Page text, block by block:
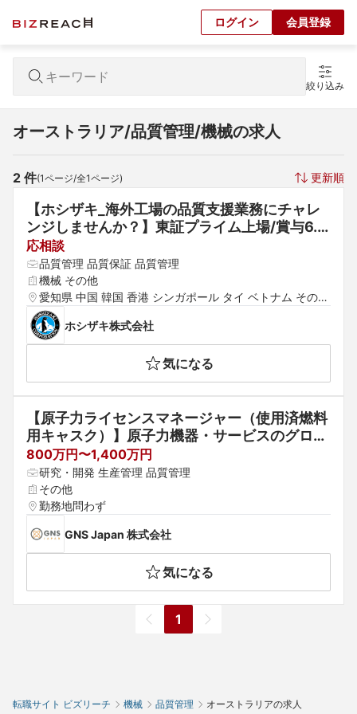
ログイン 会員登録
絞り込み
オーストラリア/品質管理/機械の求人
2 件(1ページ/全1ページ) 更新順
【ホシザキ_海外工場の品質支援業務にチャレ
ンジしませんか？】東証プライム上場/賞与6.7
ヶ月/海外売上比率50％
応相談
品質管理 品質保証 品質管理
機械 その他
愛知県 中国 韓国 香港 シンガポール タイ ベトナム その他
アジア アメリカ・カナダ ヨーロッパ オーストラリア その
他海外ホシザキ株式会社
気になる
【原子力ライセンスマネージャー（使用済燃料
用キャスク）】原子力機器・サービスのグロー
バルトップクラス企業/ドイツ本社
800万円〜1,400万円
研究・開発 生産管理 品質管理
その他
勤務地問わず
GNS Japan 株式会社
気になる
1
転職サイト ビズリーチ 機械 品質管理 オーストラリアの求人